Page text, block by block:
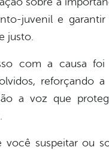
juvenil e
justo.
com a causa foi
reforçando a
a voz que
você suspeitar ou